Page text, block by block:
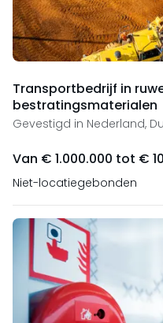
Transportbedrijf in
bestratingsmaterialen
Gevestigd in Nederland,
Van € 1.000.000 tot €
Niet-locatiegebonden